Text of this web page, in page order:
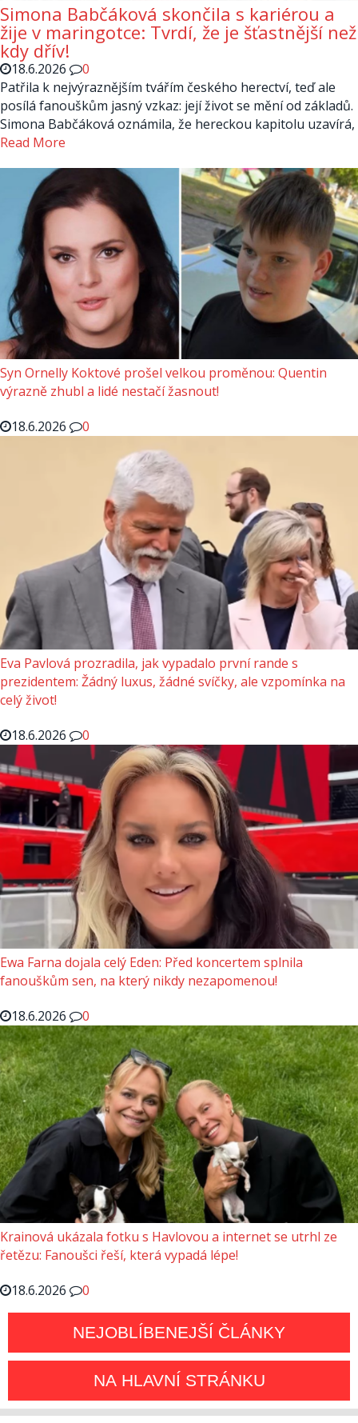
Simona Babčáková skončila s kariérou a
žije v maringotce: Tvrdí, že je šťastnější než
kdy dřív!
18.6.2026
0
Patřila k nejvýraznějším tvářím českého herectví, teď ale
posílá fanouškům jasný vzkaz: její život se mění od základů.
Simona Babčáková oznámila, že hereckou kapitolu uzavírá,
Read More
Syn Ornelly Koktové prošel velkou proměnou: Quentin
výrazně zhubl a lidé nestačí žasnout!
18.6.2026
0
Eva Pavlová prozradila, jak vypadalo první rande s
prezidentem: Žádný luxus, žádné svíčky, ale vzpomínka na
celý život!
18.6.2026
0
Ewa Farna dojala celý Eden: Před koncertem splnila
fanouškům sen, na který nikdy nezapomenou!
18.6.2026
0
Krainová ukázala fotku s Havlovou a internet se utrhl ze
řetězu: Fanoušci řeší, která vypadá lépe!
18.6.2026
0
NEJOBLÍBENEJŠÍ ČLÁNKY
NA HLAVNÍ STRÁNKU